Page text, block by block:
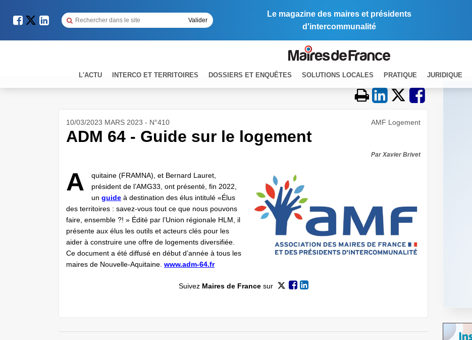
Le magazine des maires et présidents
d'intercommunalité
L'ACTU INTERCO ET TERRITOIRES DOSSIERS ET ENQUÊTES SOLUTIONS LOCALES PRATIQUE JURIDIQUE
10/03/2023 MARS 2023 - N°410 AMF Logement
ADM 64 - Guide sur le logement
Par Xavier Brivet
A
quitaine (FRAMNA), et Bernard Lauret,
président de l’AMG33, ont présenté, fin 2022,
un guide à destination des élus intitulé «Élus
des territoires : savez-vous tout ce que nous pouvons
faire, ensemble ?! » Édité par l’Union régionale HLM, il
présente aux élus les outils et acteurs clés pour les
aider à construire une offre de logements diversifiée.
Ce document a été diffusé en début d’année à tous les
maires de Nouvelle-Aquitaine. www.adm-64.fr
Suivez Maires de Francesur